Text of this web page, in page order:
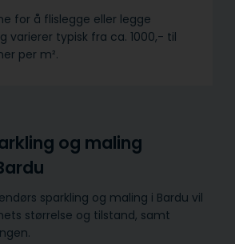
for å flislegge eller legge
varierer typisk fra ca. 1000,- til
per m².
og maling
sparkling og maling i Bardu vil
størrelse og tilstand, samt